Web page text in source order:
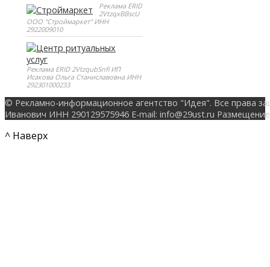
Реклама ERID
2VtzqxBBscU
ООО "Строймаркет" ИНН
2922009010
Реклама ERID 2VtzqubSnfi ИП
Исакова Ольга Станиславовна ИНН
292301000233
© Рекламно-информационное агентство "Идея". Все права
Иванович ИНН 290129575946 E-mail: info@29ust.ru
^ Наверх